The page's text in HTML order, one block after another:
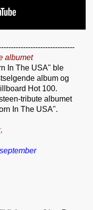
albumet
In The USA" ble
album og
Hot 100.
tribute albumet
In The USA".
.